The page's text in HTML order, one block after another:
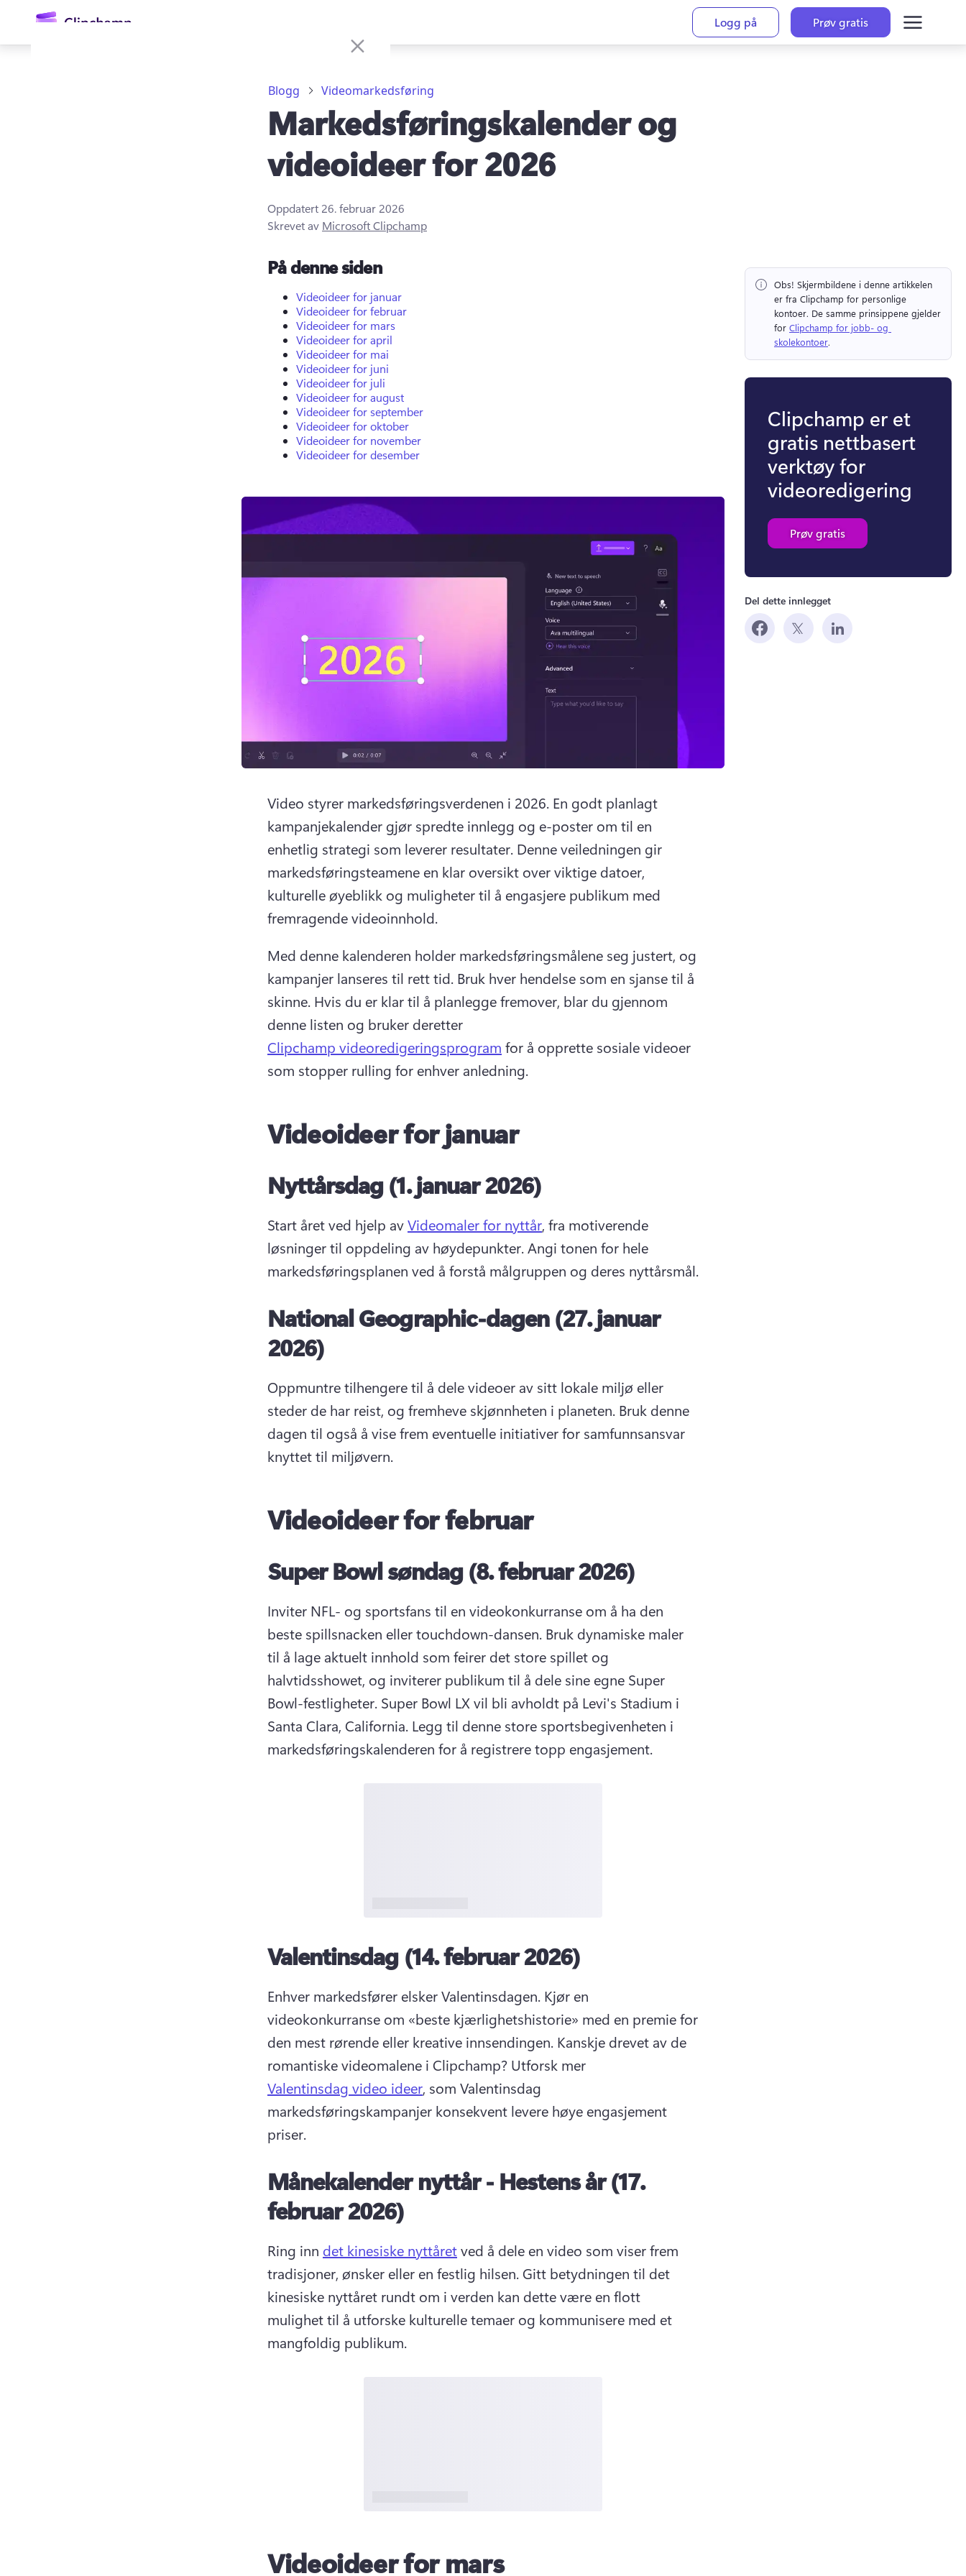
Logg på
Prøv gratis
Blogg Videomarkedsføring
Markedsføringskalender og
videoideer for 2026
Oppdatert 26. februar 2026
Skrevet av Microsoft Clipchamp
På denne siden
Videoideer for januar
Videoideer for februar
Videoideer for mars
Videoideer for april
Videoideer for mai
Videoideer for juni
Videoideer for juli
Videoideer for august
Videoideer for september
Videoideer for oktober
Videoideer for november
Videoideer for desember
Video styrer markedsføringsverdenen i 2026. En godt planlagt
kampanjekalender gjør spredte innlegg og e-poster om til en
enhetlig strategi som leverer resultater. Denne veiledningen gir
markedsføringsteamene en klar oversikt over viktige datoer,
kulturelle øyeblikk og muligheter til å engasjere publikum med
fremragende videoinnhold.
Med denne kalenderen holder markedsføringsmålene seg justert, og
kampanjer lanseres til rett tid. Bruk hver hendelse som en sjanse til å
skinne. Hvis du er klar til å planlegge fremover, blar du gjennom
denne listen og bruker deretter
Clipchamp videoredigeringsprogram for å opprette sosiale videoer
som stopper rulling for enhver anledning.
Videoideer for januar
Nyttårsdag (1. januar 2026)
Start året ved hjelp av Videomaler for nyttår, fra motiverende
løsninger til oppdeling av høydepunkter. Angi tonen for hele
National Geographic-dagen (27. januar
2026)
Oppmuntre tilhengere til å dele videoer av sitt lokale miljø eller
steder de har reist, og fremheve skjønnheten i planeten. Bruk denne
dagen til også å vise frem eventuelle initiativer for samfunnsansvar
knyttet til miljøvern.
Videoideer for februar
Super Bowl søndag (8. februar 2026)
Inviter NFL- og sportsfans til en videokonkurranse om å ha den
beste spillsnacken eller touchdown-dansen. Bruk dynamiske maler
til å lage aktuelt innhold som feirer det store spillet og
halvtidsshowet, og inviterer publikum til å dele sine egne Super
Bowl-festligheter. Super Bowl LX vil bli avholdt på Levi's Stadium i
Santa Clara, California. Legg til denne store sportsbegivenheten i
markedsføringskalenderen for å registrere topp engasjement.
Valentinsdag (14. februar 2026)
Enhver markedsfører elsker Valentinsdagen. Kjør en
videokonkurranse om «beste kjærlighetshistorie» med en premie for
den mest rørende eller kreative innsendingen. Kanskje drevet av de
romantiske videomalene i Clipchamp? Utforsk mer
Valentinsdag video ideer, som Valentinsdag
markedsføringskampanjer konsekvent levere høye engasjement
priser.
Månekalender nyttår - Hestens år (17.
februar 2026)
Ring inn det kinesiske nyttåret ved å dele en video som viser frem
tradisjoner, ønsker eller en festlig hilsen. Gitt betydningen til det
kinesiske nyttåret rundt om i verden kan dette være en flott
mulighet til å utforske kulturelle temaer og kommunisere med et
mangfoldig publikum.
Videoideer for mars
Obs! Skjermbildene i denne artikkelen
er fra Clipchamp for personlige
kontoer. De samme prinsippene gjelder
for Clipchamp for jobb- og
skolekontoer.
Clipchamp er et
gratis nettbasert
verktøy for
videoredigering
Prøv gratis
Del dette innlegget